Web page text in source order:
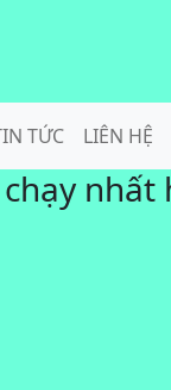
TỨC LIÊN HỆ
nhất